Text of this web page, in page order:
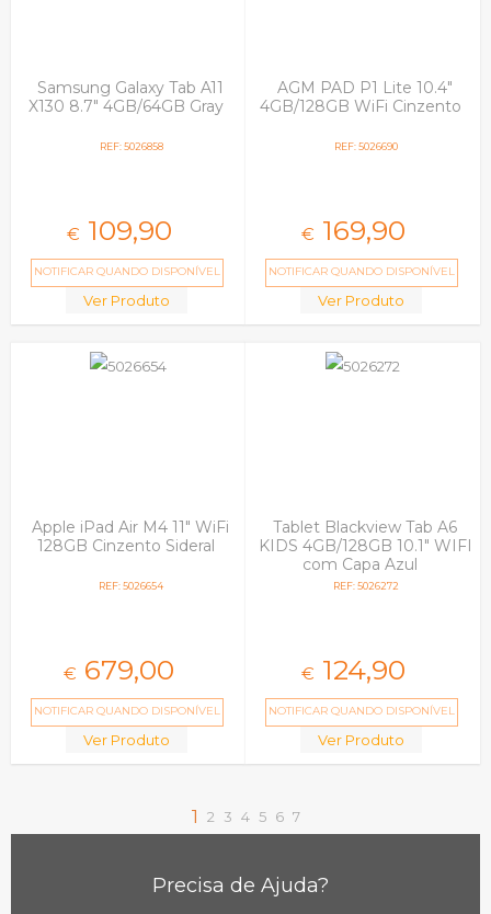
Samsung Galaxy Tab A11
X130 8.7" 4GB/64GB Gray
REF: 5026858
€ 109,90
NOTIFICAR QUANDO DISPONÍVEL
Ver Produto
AGM PAD P1 Lite 10.4"
4GB/128GB WiFi Cinzento
REF: 5026690
€ 169,90
NOTIFICAR QUANDO DISPONÍVEL
Ver Produto
Apple iPad Air M4 11" WiFi
128GB Cinzento Sideral
REF: 5026654
€ 679,00
NOTIFICAR QUANDO DISPONÍVEL
Ver Produto
Tablet Blackview Tab A6
KIDS 4GB/128GB 10.1" WIFI
com Capa Azul
REF: 5026272
€ 124,90
NOTIFICAR QUANDO DISPONÍVEL
Ver Produto
1 2 3 4 5 6 7
Precisa de Ajuda?